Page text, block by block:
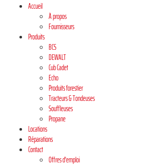
Accueil
À propos
Fournisseurs
Produits
BCS
DEWALT
Cub Cadet
Echo
Produits forestier
Tracteurs & Tondeuses
Souffleuses
Propane
Locations
Réparations
Contact
Offres d'emploi